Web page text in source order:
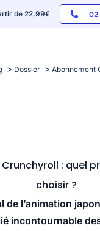
de 22,99€ 02
Dossier Abonnement
: quel
choisir ?
de l’animation
incontournable